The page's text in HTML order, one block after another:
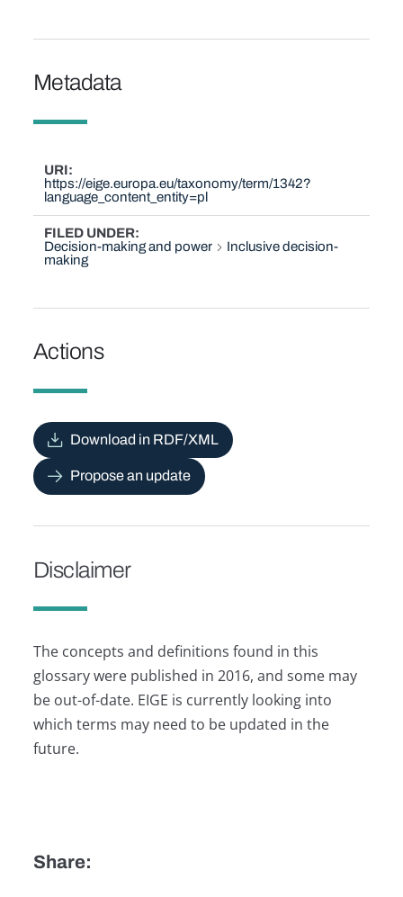
Metadata
URI
https://eige.europa.eu/taxonomy/term/1342?
language_content_entity=pl
FILED UNDER
Decision-making and power
Inclusive decision-
making
Actions
Download in RDF/XML
Propose an update
Disclaimer
The concepts and definitions found in this
glossary were published in 2016, and some may
be out-of-date. EIGE is currently looking into
which terms may need to be updated in the
future.
Share: